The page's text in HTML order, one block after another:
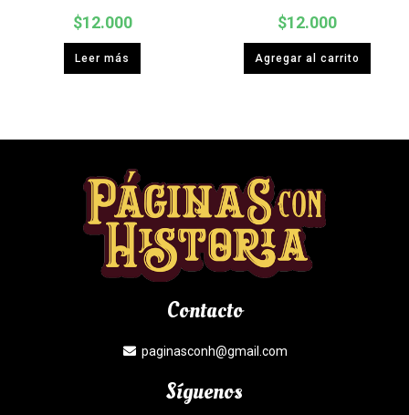
$12.000
Leer más
$12.000
Agregar al carrito
Contacto
paginasconh@gmail.com
Síguenos